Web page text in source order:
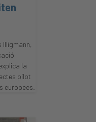
Illigmann,
la
pilot
europees.